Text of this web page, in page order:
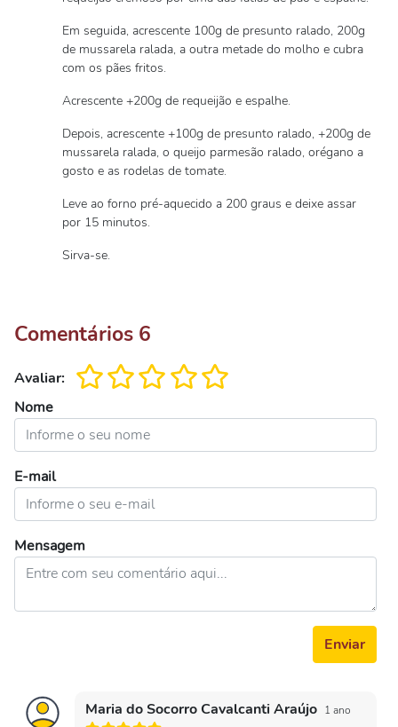
Em seguida, acrescente 100g de presunto ralado, 200g
de mussarela ralada, a outra metade do molho e cubra
com os pães fritos.
Acrescente +200g de requeijão e espalhe.
Depois, acrescente +100g de presunto ralado, +200g de
mussarela ralada, o queijo parmesão ralado, orégano a
gosto e as rodelas de tomate.
Leve ao forno pré-aquecido a 200 graus e deixe assar
por 15 minutos.
Sirva-se.
Comentários 6
Avaliar:
Nome
E-mail
Mensagem
Enviar
Maria do Socorro Cavalcanti Araújo 1 ano